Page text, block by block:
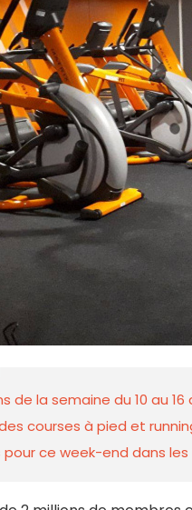
de la semaine du 10 au
courses à pied et
pour ce week-end dans